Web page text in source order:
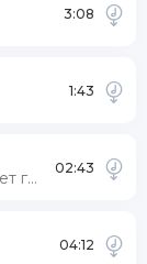
3:08
1:43
Эй да да да да во мне бушует гроза ураган
02:43
04:12